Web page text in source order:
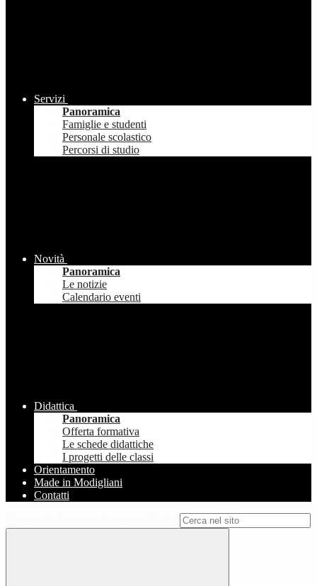
Servizi
Panoramica
Famiglie e studenti
Personale scolastico
Percorsi di studio
Novità
Panoramica
Le notizie
Calendario eventi
Didattica
Panoramica
Offerta formativa
Le schede didattiche
I progetti delle classi
Orientamento
Made in Modigliani
Contatti